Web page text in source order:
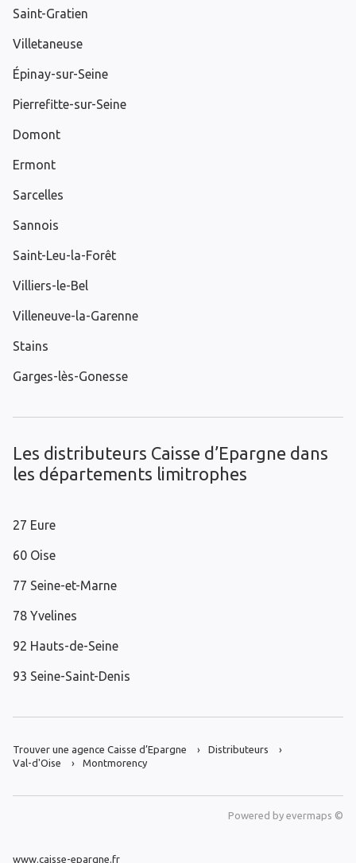
Saint-Gratien
Villetaneuse
Épinay-sur-Seine
Pierrefitte-sur-Seine
Domont
Ermont
Sarcelles
Sannois
Saint-Leu-la-Forêt
Villiers-le-Bel
Villeneuve-la-Garenne
Stains
Garges-lès-Gonesse
Les distributeurs Caisse d’Epargne dans
les départements limitrophes
27 Eure
60 Oise
77 Seine-et-Marne
78 Yvelines
92 Hauts-de-Seine
93 Seine-Saint-Denis
Trouver une agence Caisse d’Epargne
Distributeurs
Val-d'Oise
Montmorency
Powered by evermaps ©
www.caisse-epargne.fr